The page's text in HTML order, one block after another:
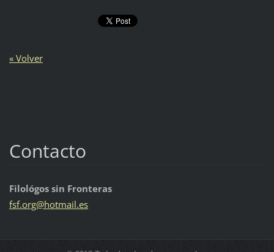
« Volver
Contacto
Filológos sin Fronteras
fsf.org@hotmail.es